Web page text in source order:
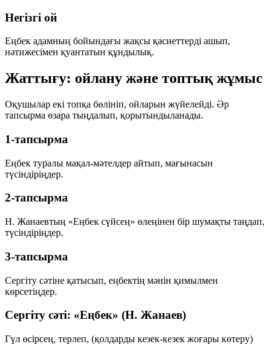
Негізгі ой
Еңбек адамның бойындағы жақсы қасиеттерді ашып,
нәтижесімен қуантатын құндылық.
Жаттығу: ойлану және топтық жұмыс
Оқушылар екі топқа бөлініп, ойларын жүйелейді. Әр
тапсырма өзара тыңдалып, қорытындыланады.
1-тапсырма
Еңбек туралы мақал-мәтелдер айтып, мағынасын
түсіндіріңдер.
2-тапсырма
Н. Жанаевтың «Еңбек сүйсең» өлеңінен бір шумақты таңдап,
түсіндіріңдер.
3-тапсырма
Сергіту сәтіне қатысып, еңбектің мәнін қимылмен
көрсетіңдер.
Сергіту сәті: «Еңбек» (Н. Жанаев)
Гүл өсірсең, терлеп, (қолдарды кезек-кезек жоғары көтеру)